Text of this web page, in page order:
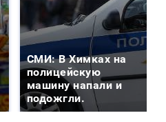
СМИ: В Химках на
полицейскую
машину напали и
подожгли.